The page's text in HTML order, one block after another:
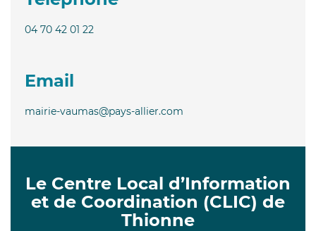
04 70 42 01 22
Email
mairie-vaumas@pays-allier.com
Le Centre Local d’Information
et de Coordination (CLIC) de
Thionne